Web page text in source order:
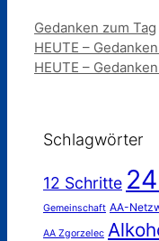
Kategorien
Gedanken zum Tag
HEUTE –
HEUTE –
Schlagwörter
12 Schritte
Gemeinschaft AA-
AA Zgorzelec